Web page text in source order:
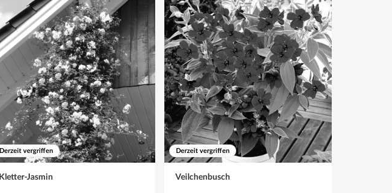
Derzeit vergriffen
Kletter-Jasmin
Derzeit vergriffen
Veilchenbusch